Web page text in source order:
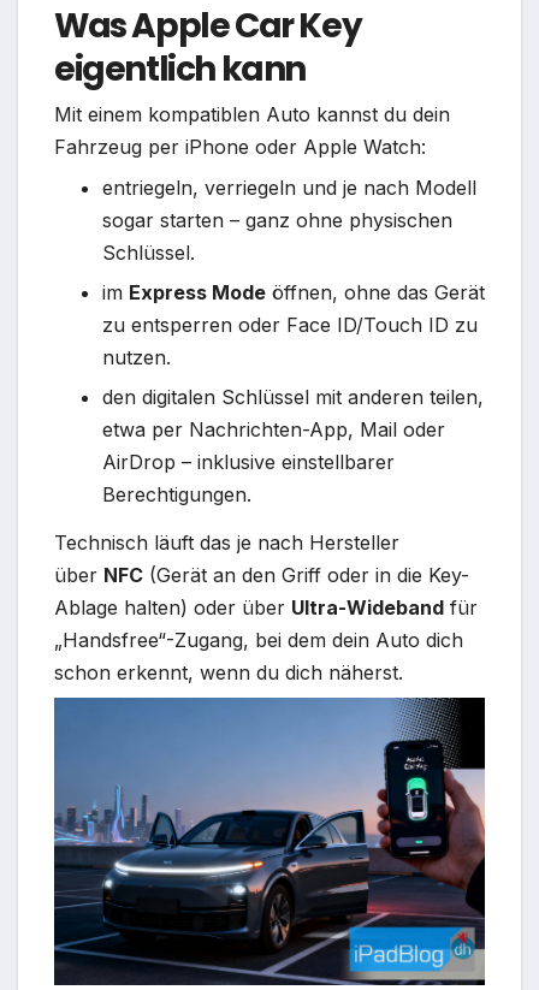
Was Apple Car Key
eigentlich kann
Mit einem kompatiblen Auto kannst du dein
Fahrzeug per iPhone oder Apple Watch:
entriegeln, verriegeln und je nach Modell
sogar starten – ganz ohne physischen
Schlüssel.​
im Express Mode öffnen, ohne das Gerät
zu entsperren oder Face ID/Touch ID zu
nutzen.​
den digitalen Schlüssel mit anderen teilen,
etwa per Nachrichten-App, Mail oder
AirDrop – inklusive einstellbarer
Berechtigungen.​
Technisch läuft das je nach Hersteller
über NFC (Gerät an den Griff oder in die Key-
Ablage halten) oder über Ultra-Wideband für
„Handsfree“-Zugang, bei dem dein Auto dich
schon erkennt, wenn du dich näherst.​